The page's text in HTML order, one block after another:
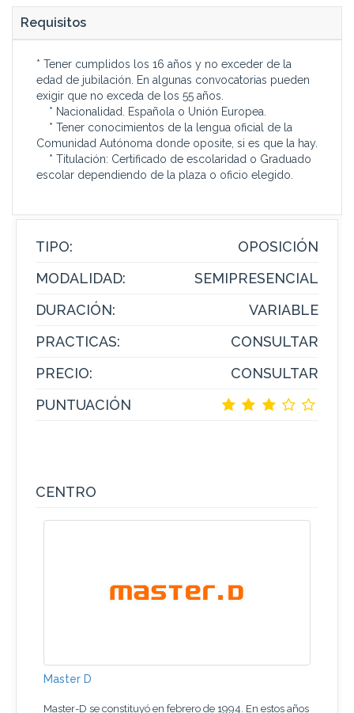
Requisitos
* Tener cumplidos los 16 años y no exceder de la
edad de jubilación. En algunas convocatorias pueden
exigir que no exceda de los 55 años.
* Nacionalidad. Española o Unión Europea.
* Tener conocimientos de la lengua oficial de la
Comunidad Autónoma donde oposite, si es que la hay.
* Titulación: Certificado de escolaridad o Graduado
escolar dependiendo de la plaza o oficio elegido.
TIPO:
OPOSICIÓN
MODALIDAD:
SEMIPRESENCIAL
DURACIÓN:
VARIABLE
PRACTICAS:
CONSULTAR
PRECIO:
CONSULTAR
PUNTUACIÓN
CENTRO
Master D
Master-D se constituyó en febrero de 1994. En estos años